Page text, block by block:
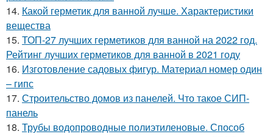
14. Какой герметик для ванной лучше. Характеристики
вещества
15. ТОП-27 лучших герметиков для ванной на 2022 год.
Рейтинг лучших герметиков для ванной в 2021 году
16. Изготовление садовых фигур. Материал номер один
– гипс
17. Строительство домов из панелей. Что такое СИП-
панель
18. Трубы водопроводные полиэтиленовые. Способ